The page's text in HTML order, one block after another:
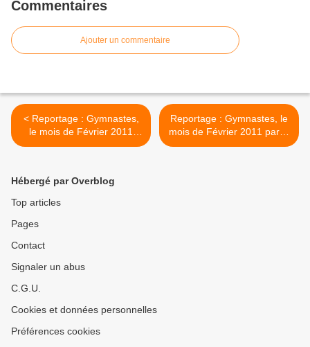
Commentaires
Ajouter un commentaire
< Reportage : Gymnastes,
le mois de Février 2011
partie 5
Reportage : Gymnastes, le
mois de Février 2011 partie
7 >
Hébergé par Overblog
Top articles
Pages
Contact
Signaler un abus
C.G.U.
Cookies et données personnelles
Préférences cookies